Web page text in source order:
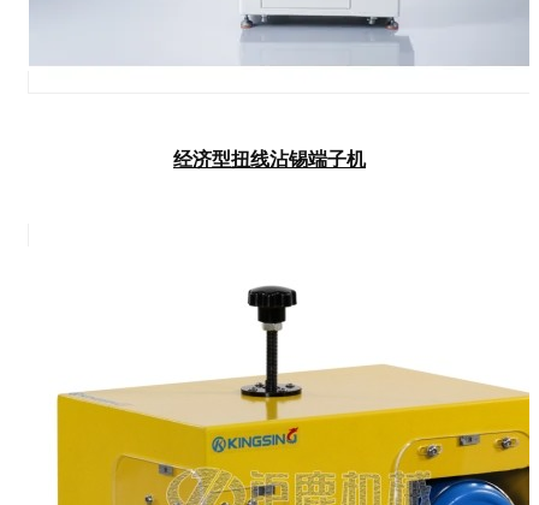
经济型扭线沾锡端子机